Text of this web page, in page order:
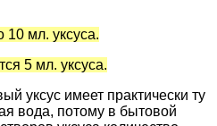
10 мл. уксуса.
5 мл. уксуса.
уксус имеет практически ту
вода, потому в бытовой